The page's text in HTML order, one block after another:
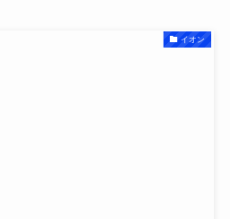
イオン